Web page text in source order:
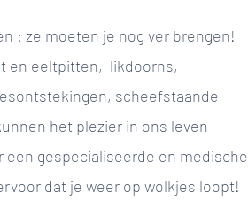
: ze moeten je nog ver brengen!
en eeltpitten, likdoorns,
scheefstaande
het plezier in ons leven
een gespecialiseerde en medische
dat je weer op wolkjes loopt!